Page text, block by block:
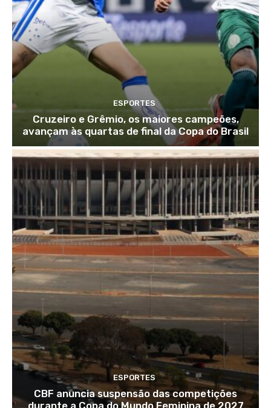
ESPORTES
Cruzeiro e Grêmio, os maiores campeões,
avançam às quartas de final da Copa do Brasil
ESPORTES
CBF anuncia suspensão das competições